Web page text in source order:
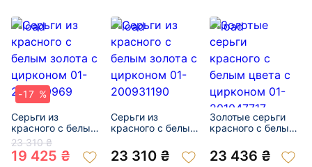
-17 %
Серьги из
красного с белым
золота с цирконом
01-200779969
23 310 ₴
19 425 ₴
Серьги из
красного с белым
01-200931190
23 310 ₴
Золотые серьги
красного с белым
01-201047717
23 436 ₴